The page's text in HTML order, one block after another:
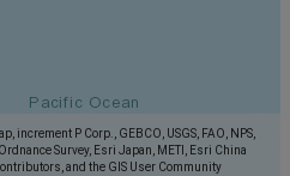
increment P Corp., GEBCO, USGS, FAO, NPS,
Survey, Esri Japan, METI, Esri China
and the GIS User Community